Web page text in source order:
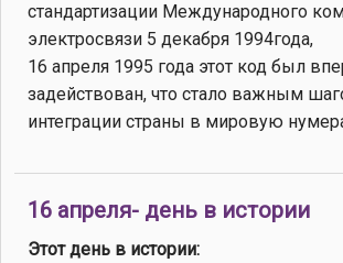
стандартизации Международного
электросвязи 5 декабря 1994года,
16 апреля 1995 года этот код был
задействован, что стало важным
интеграции страны в мировую
16 апреля- день в истории
Этот день в истории: